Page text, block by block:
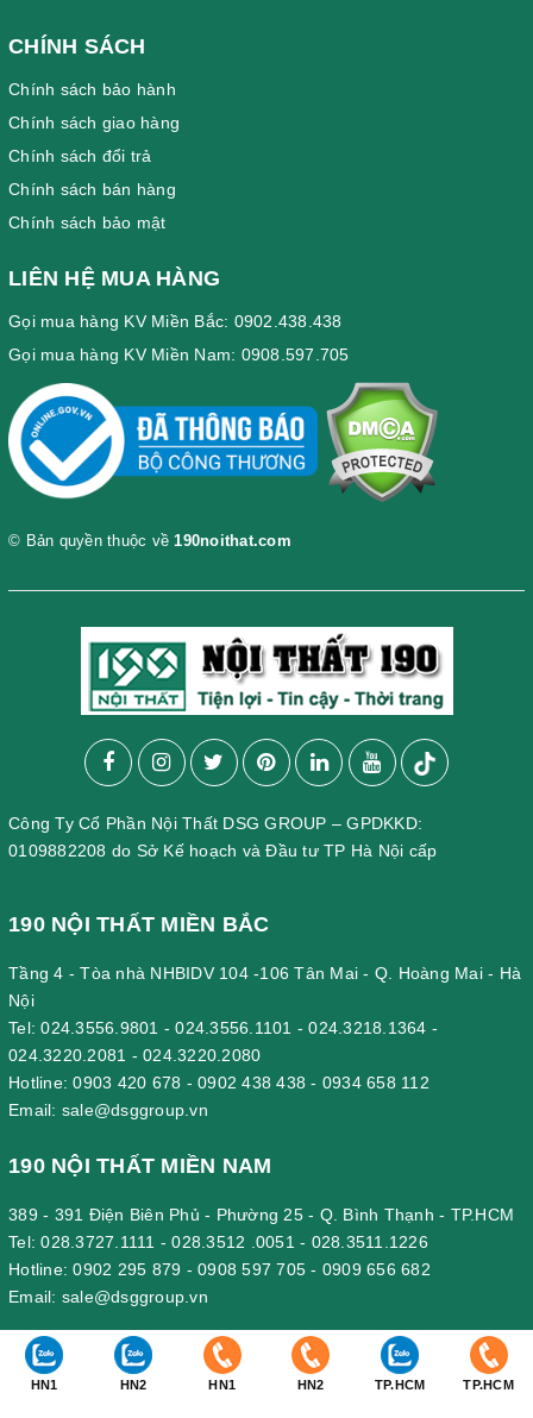
CHÍNH SÁCH
Chính sách bảo hành
Chính sách giao hàng
Chính sách đổi trả
Chính sách bán hàng
Chính sách bảo mật
LIÊN HỆ MUA HÀNG
Gọi mua hàng KV Miền Bắc: 0902.438.438
Gọi mua hàng KV Miền Nam: 0908.597.705
© Bản quyền thuộc về 190noithat.com
Công Ty Cổ Phần Nội Thất DSG GROUP – GPDKKD:
0109882208 do Sở Kế hoạch và Đầu tư TP Hà Nội cấp
190 NỘI THẤT MIỀN BẮC
Tầng 4 - Tòa nhà NHBIDV 104 -106 Tân Mai - Q. Hoàng Mai - Hà
Nội
Tel:024.3556.9801 -024.3556.1101 -024.3218.1364 -
024.3220.2081 - 024.3220.2080
Hotline:0903 420 678 - 0902 438 438 - 0934 658 112
Email: sale@dsggroup.vn
190 NỘI THẤT MIỀN NAM
389 - 391 Điện Biên Phủ - Phường 25 - Q. Bình Thạnh - TP.HCM
Tel:028.3727.1111 -028.3512 .0051 - 028.3511.1226
Hotline:0902 295 879 - 0908 597 705 - 0909 656 682
Email: sale@dsggroup.vn
190 VĂN PHÒNG CÔNG TY
HN1 HN2 HN1 HN2 TP.HCM TP.HCM